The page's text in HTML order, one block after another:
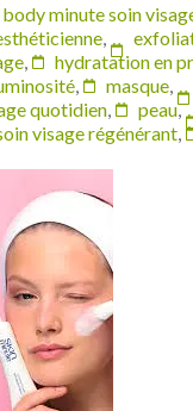
body minute soin
,
, hydratation en
, masque,
quotidien, peau,
visage régénérant,